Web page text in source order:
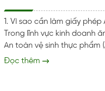
1. Vì sao cần làm giấy
Trong lĩnh vực kinh doanh
An toàn vệ sinh thực phẩm
Giấy phép này không chỉ
Đọc thêm